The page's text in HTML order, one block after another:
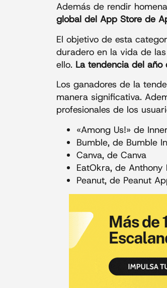
Además de rendir
global del App Store de
El objetivo de esta
duradero en la vida de
ello. La tendencia del
Los ganadores de la
manera significativa.
profesionales de los
«Among Us!» de
Bumble, de Bumble
Canva, de Canva
EatOkra, de Anthony
Peanut, de Peanut